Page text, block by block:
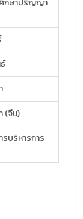
กษาปริญญา
(จีน)
บริหารการ